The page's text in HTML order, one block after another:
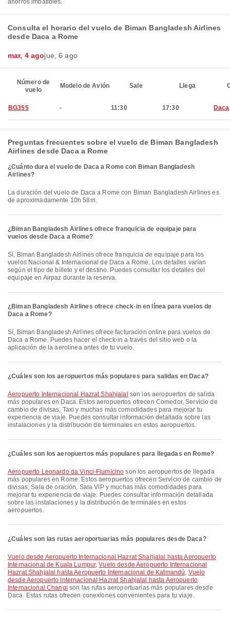
ahorros imbatibles.
Consulta el horario del vuelo de Biman Bangladesh Airlines
desde Daca a Rome
mar, 4 agojue, 6 ago
Número de
vuelo
Modelo de Avión Sale Llega
BG355 - 11:30 17:30 Daca
Preguntas frecuentes sobre el vuelo de Biman Bangladesh
Airlines desde Daca a Rome
¿Cuánto dura el vuelo de Daca a Rome con Biman Bangladesh
Airlines?
La duración del vuelo de Daca a Rome con Biman Bangladesh Airlines es
de aproximadamente 10h 58m.
¿Biman Bangladesh Airlines ofrece franquicia de equipaje para
vuelos desde Daca a Rome?
Sí, Biman Bangladesh Airlines ofrece franquicia de equipaje para los
vuelos Nacional & Internacional de Daca a Rome. Los detalles varían
según el tipo de billete y el destino. Puedes consultar los detalles del
equipaje en Airpaz durante la reserva.
¿Biman Bangladesh Airlines ofrece check-in en línea para vuelos de
Daca a Rome?
Sí, Biman Bangladesh Airlines ofrece facturación online para vuelos de
Daca a Rome. Puedes hacer el check-in a través del sitio web o la
aplicación de la aerolínea antes de tu vuelo.
¿Cuáles son los aeropuertos más populares para salidas en Daca?
Aeropuerto Internacional Hazrat Shahjalal son los aeropuertos de salida
más populares en Daca. Estos aeropuertos ofrecen Comedor, Servicio de
cambio de divisas, Taxi y muchas más comodidades para mejorar tu
experiencia de viaje. Puedes consultar información detallada sobre las
instalaciones y la distribución de terminales en estos aeropuertos.
¿Cuáles son los aeropuertos más populares para llegadas en Rome?
Aeropuerto Leonardo da Vinci-Fiumicino son los aeropuertos de llegada
más populares en Rome. Estos aeropuertos ofrecen Servicio de cambio de
divisas, Sala de oración, Sala VIP y muchas más comodidades para
mejorar tu experiencia de viaje. Puedes consultar información detallada
sobre las instalaciones y la distribución de terminales en estos
aeropuertos.
¿Cuáles son las rutas aeroportuarias más populares desde Daca?
Vuelo desde Aeropuerto Internacional Hazrat Shahjalal hasta Aeropuerto
Internacional de Kuala Lumpur,Vuelo desde Aeropuerto Internacional
Hazrat Shahjalal hasta Aeropuerto Internacional de Katmandú, Vuelo
desde Aeropuerto Internacional Hazrat Shahjalal hasta Aeropuerto
Internacional Changi son las rutas aeroportuarias más populares desde
Daca. Estas rutas ofrecen conexiones convenientes para tu viaje.